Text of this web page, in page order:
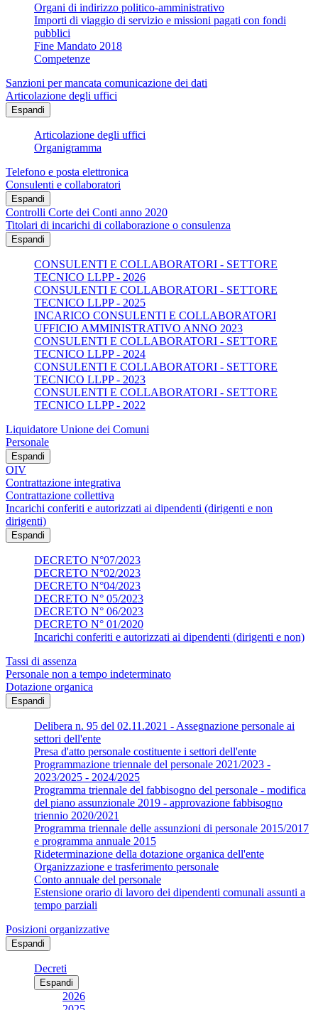
Organi di indirizzo politico-amministrativo
Importi di viaggio di servizio e missioni pagati con fondi
pubblici
Fine Mandato 2018
Competenze
Sanzioni per mancata comunicazione dei dati
Articolazione degli uffici
Espandi
Articolazione degli uffici
Organigramma
Telefono e posta elettronica
Consulenti e collaboratori
Espandi
Controlli Corte dei Conti anno 2020
Titolari di incarichi di collaborazione o consulenza
Espandi
CONSULENTI E COLLABORATORI - SETTORE
TECNICO LLPP - 2026
CONSULENTI E COLLABORATORI - SETTORE
TECNICO LLPP - 2025
INCARICO CONSULENTI E COLLABORATORI
UFFICIO AMMINISTRATIVO ANNO 2023
CONSULENTI E COLLABORATORI - SETTORE
TECNICO LLPP - 2024
CONSULENTI E COLLABORATORI - SETTORE
TECNICO LLPP - 2023
CONSULENTI E COLLABORATORI - SETTORE
TECNICO LLPP - 2022
Liquidatore Unione dei Comuni
Personale
Espandi
OIV
Contrattazione integrativa
Contrattazione collettiva
Incarichi conferiti e autorizzati ai dipendenti (dirigenti e non
dirigenti)
Espandi
DECRETO N°07/2023
DECRETO N°02/2023
DECRETO N°04/2023
DECRETO N° 05/2023
DECRETO N° 06/2023
DECRETO N° 01/2020
Incarichi conferiti e autorizzati ai dipendenti (dirigenti e non)
Tassi di assenza
Personale non a tempo indeterminato
Dotazione organica
Espandi
Delibera n. 95 del 02.11.2021 - Assegnazione personale ai
settori dell'ente
Presa d'atto personale costituente i settori dell'ente
Programmazione triennale del personale 2021/2023 -
2023/2025 - 2024/2025
Programma triennale del fabbisogno del personale - modifica
del piano assunzionale 2019 - approvazione fabbisogno
triennio 2020/2021
Programma triennale delle assunzioni di personale 2015/2017
e programma annuale 2015
Rideterminazione della dotazione organica dell'ente
Organizzazione e trasferimento personale
Conto annuale del personale
Estensione orario di lavoro dei dipendenti comunali assunti a
tempo parziali
Posizioni organizzative
Espandi
Decreti
Espandi
2026